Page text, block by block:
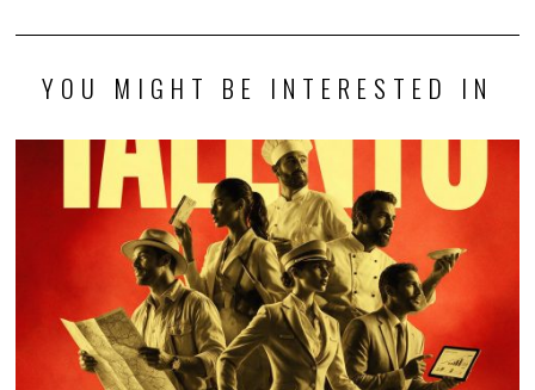
YOU MIGHT BE INTERESTED IN